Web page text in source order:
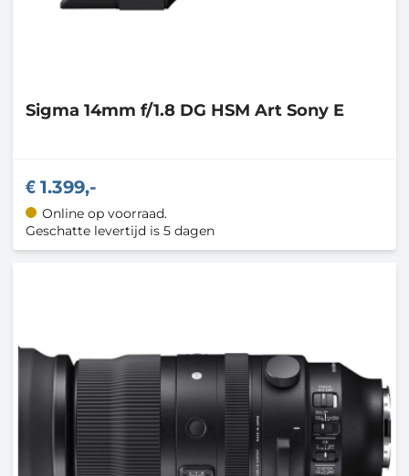
Sigma 14mm f/1.8 DG HSM Art Sony E
1.399,-
Online op voorraad.
Geschatte levertijd is 5 dagen